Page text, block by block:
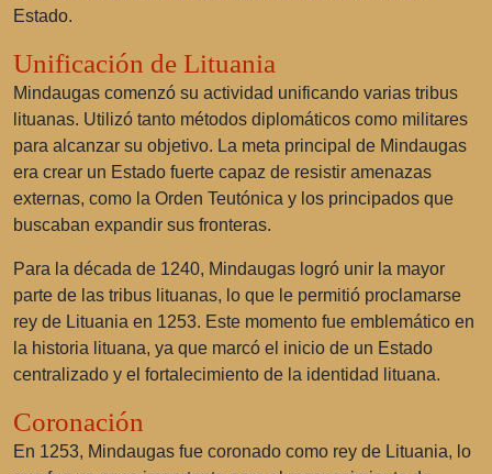
Estado.
Unificación de Lituania
Mindaugas comenzó su actividad unificando varias tribus
lituanas. Utilizó tanto métodos diplomáticos como militares
para alcanzar su objetivo. La meta principal de Mindaugas
era crear un Estado fuerte capaz de resistir amenazas
externas, como la Orden Teutónica y los principados que
buscaban expandir sus fronteras.
Para la década de 1240, Mindaugas logró unir la mayor
parte de las tribus lituanas, lo que le permitió proclamarse
rey de Lituania en 1253. Este momento fue emblemático en
la historia lituana, ya que marcó el inicio de un Estado
centralizado y el fortalecimiento de la identidad lituana.
Coronación
En 1253, Mindaugas fue coronado como rey de Lituania, lo